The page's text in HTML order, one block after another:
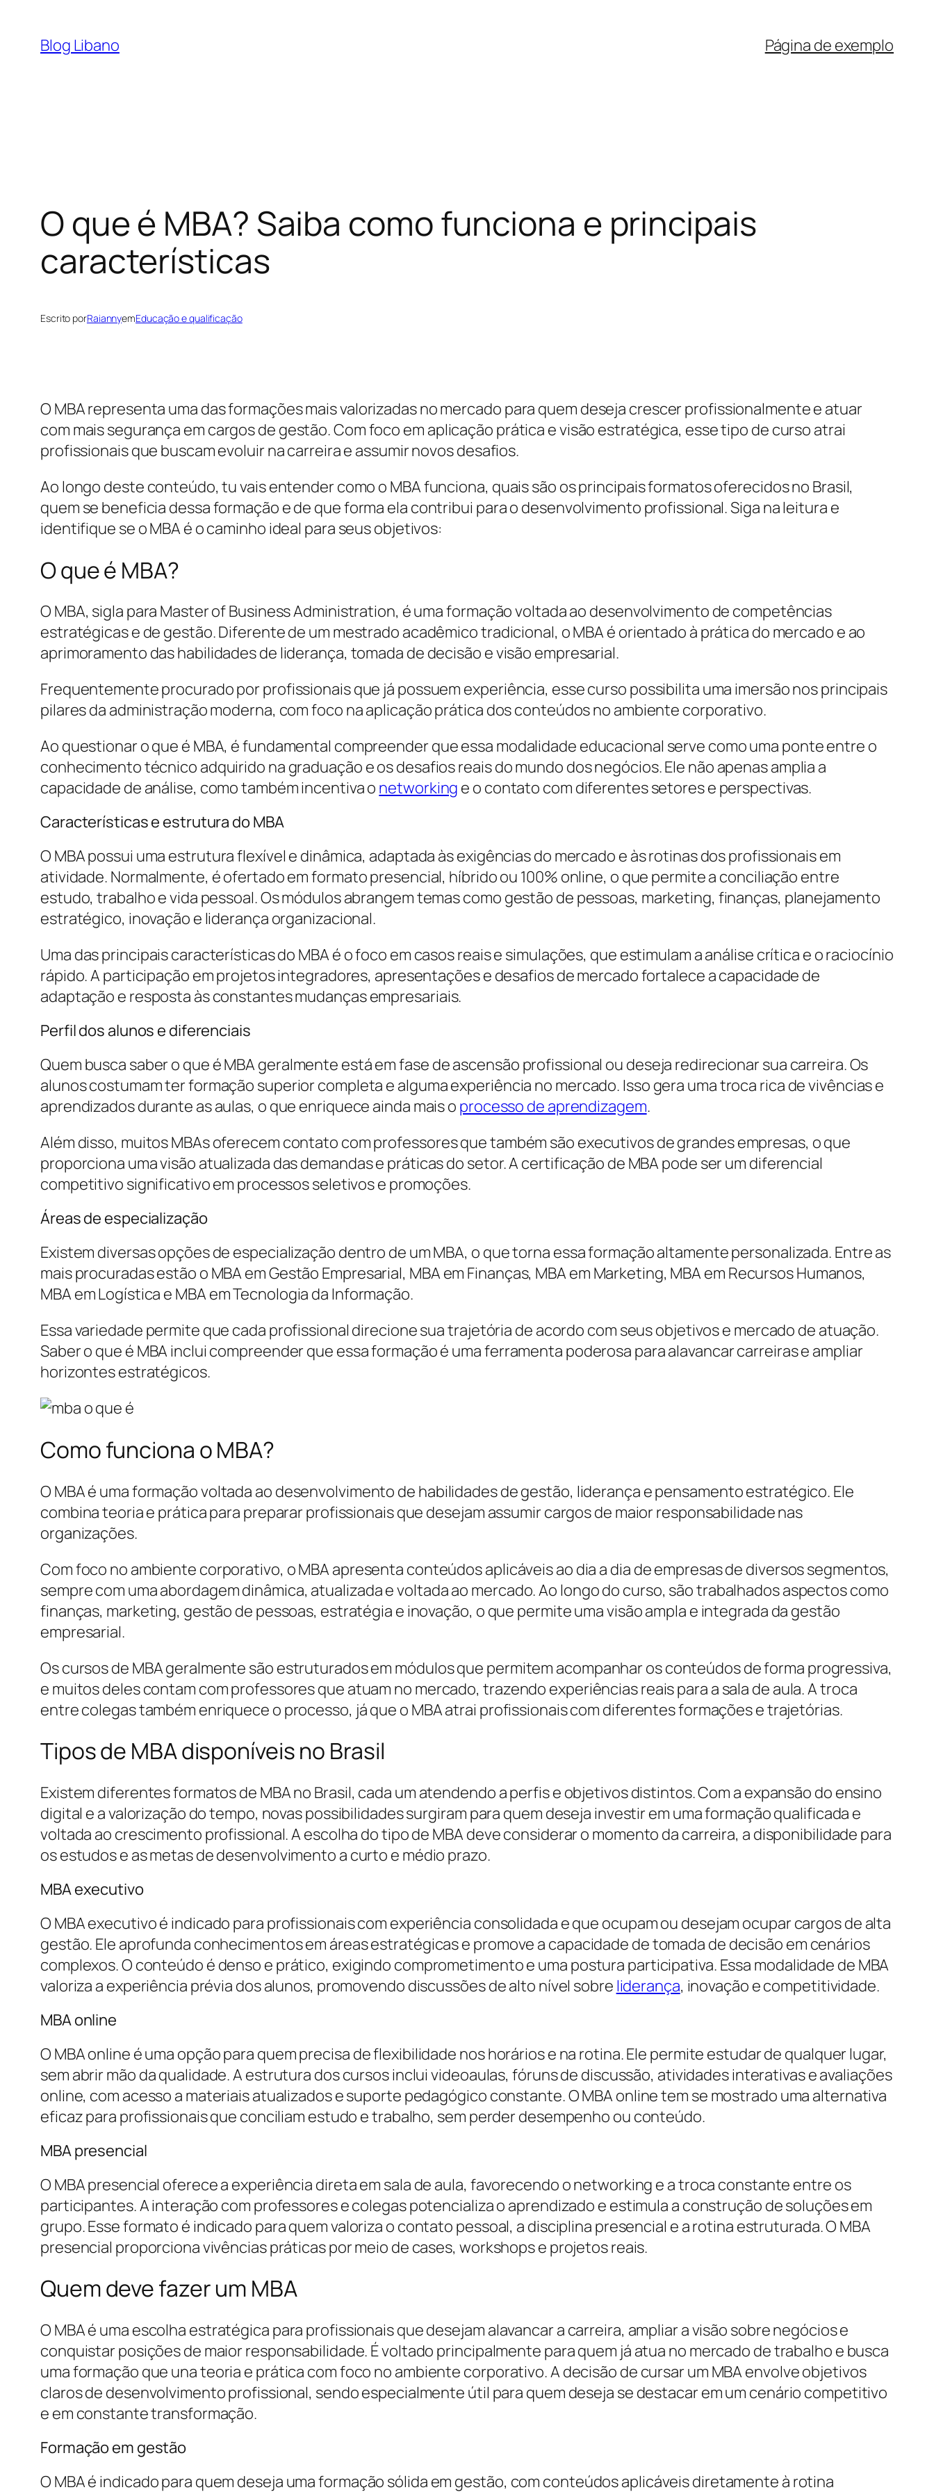
Blog Libano Página de exemplo
O que é MBA? Saiba como funciona e principais
características
Escrito porRaiannyemEducação e qualificação
O MBA representa uma das formações mais valorizadas no mercado para quem deseja crescer profissionalmente e atuar
com mais segurança em cargos de gestão. Com foco em aplicação prática e visão estratégica, esse tipo de curso atrai
profissionais que buscam evoluir na carreira e assumir novos desafios.
Ao longo deste conteúdo, tu vais entender como o MBA funciona, quais são os principais formatos oferecidos no Brasil,
quem se beneficia dessa formação e de que forma ela contribui para o desenvolvimento profissional. Siga na leitura e
identifique se o MBA é o caminho ideal para seus objetivos:
O que é MBA?
O MBA, sigla para Master of Business Administration, é uma formação voltada ao desenvolvimento de competências
estratégicas e de gestão. Diferente de um mestrado acadêmico tradicional, o MBA é orientado à prática do mercado e ao
aprimoramento das habilidades de liderança, tomada de decisão e visão empresarial.
Frequentemente procurado por profissionais que já possuem experiência, esse curso possibilita uma imersão nos principais
pilares da administração moderna, com foco na aplicação prática dos conteúdos no ambiente corporativo.
Ao questionar o que é MBA, é fundamental compreender que essa modalidade educacional serve como uma ponte entre o
conhecimento técnico adquirido na graduação e os desafios reais do mundo dos negócios. Ele não apenas amplia a
capacidade de análise, como também incentiva o networking e o contato com diferentes setores e perspectivas.
Características e estrutura do MBA
O MBA possui uma estrutura flexível e dinâmica, adaptada às exigências do mercado e às rotinas dos profissionais em
atividade. Normalmente, é ofertado em formato presencial, híbrido ou 100% online, o que permite a conciliação entre
estudo, trabalho e vida pessoal. Os módulos abrangem temas como gestão de pessoas, marketing, finanças, planejamento
estratégico, inovação e liderança organizacional.
Uma das principais características do MBA é o foco em casos reais e simulações, que estimulam a análise crítica e o raciocínio
rápido. A participação em projetos integradores, apresentações e desafios de mercado fortalece a capacidade de
adaptação e resposta às constantes mudanças empresariais.
Perfil dos alunos e diferenciais
Quem busca saber o que é MBA geralmente está em fase de ascensão profissional ou deseja redirecionar sua carreira. Os
alunos costumam ter formação superior completa e alguma experiência no mercado. Isso gera uma troca rica de vivências e
aprendizados durante as aulas, o que enriquece ainda mais o processo de aprendizagem.
Além disso, muitos MBAs oferecem contato com professores que também são executivos de grandes empresas, o que
proporciona uma visão atualizada das demandas e práticas do setor. A certificação de MBA pode ser um diferencial
competitivo significativo em processos seletivos e promoções.
Áreas de especialização
Existem diversas opções de especialização dentro de um MBA, o que torna essa formação altamente personalizada. Entre as
mais procuradas estão o MBA em Gestão Empresarial, MBA em Finanças, MBA em Marketing, MBA em Recursos Humanos,
MBA em Logística e MBA em Tecnologia da Informação.
Essa variedade permite que cada profissional direcione sua trajetória de acordo com seus objetivos e mercado de atuação.
Saber o que é MBA inclui compreender que essa formação é uma ferramenta poderosa para alavancar carreiras e ampliar
horizontes estratégicos.
Como funciona o MBA?
O MBA é uma formação voltada ao desenvolvimento de habilidades de gestão, liderança e pensamento estratégico. Ele
combina teoria e prática para preparar profissionais que desejam assumir cargos de maior responsabilidade nas
organizações.
Com foco no ambiente corporativo, o MBA apresenta conteúdos aplicáveis ao dia a dia de empresas de diversos segmentos,
sempre com uma abordagem dinâmica, atualizada e voltada ao mercado. Ao longo do curso, são trabalhados aspectos como
finanças, marketing, gestão de pessoas, estratégia e inovação, o que permite uma visão ampla e integrada da gestão
empresarial.
Os cursos de MBA geralmente são estruturados em módulos que permitem acompanhar os conteúdos de forma progressiva,
e muitos deles contam com professores que atuam no mercado, trazendo experiências reais para a sala de aula. A troca
entre colegas também enriquece o processo, já que o MBA atrai profissionais com diferentes formações e trajetórias.
Tipos de MBA disponíveis no Brasil
Existem diferentes formatos de MBA no Brasil, cada um atendendo a perfis e objetivos distintos. Com a expansão do ensino
digital e a valorização do tempo, novas possibilidades surgiram para quem deseja investir em uma formação qualificada e
voltada ao crescimento profissional. A escolha do tipo de MBA deve considerar o momento da carreira, a disponibilidade para
os estudos e as metas de desenvolvimento a curto e médio prazo.
MBA executivo
O MBA executivo é indicado para profissionais com experiência consolidada e que ocupam ou desejam ocupar cargos de alta
gestão. Ele aprofunda conhecimentos em áreas estratégicas e promove a capacidade de tomada de decisão em cenários
complexos. O conteúdo é denso e prático, exigindo comprometimento e uma postura participativa. Essa modalidade de MBA
valoriza a experiência prévia dos alunos, promovendo discussões de alto nível sobre liderança, inovação e competitividade.
MBA online
O MBA online é uma opção para quem precisa de flexibilidade nos horários e na rotina. Ele permite estudar de qualquer lugar,
sem abrir mão da qualidade. A estrutura dos cursos inclui videoaulas, fóruns de discussão, atividades interativas e avaliações
online, com acesso a materiais atualizados e suporte pedagógico constante. O MBA online tem se mostrado uma alternativa
eficaz para profissionais que conciliam estudo e trabalho, sem perder desempenho ou conteúdo.
MBA presencial
O MBA presencial oferece a experiência direta em sala de aula, favorecendo o networking e a troca constante entre os
participantes. A interação com professores e colegas potencializa o aprendizado e estimula a construção de soluções em
grupo. Esse formato é indicado para quem valoriza o contato pessoal, a disciplina presencial e a rotina estruturada. O MBA
presencial proporciona vivências práticas por meio de cases, workshops e projetos reais.
Quem deve fazer um MBA
O MBA é uma escolha estratégica para profissionais que desejam alavancar a carreira, ampliar a visão sobre negócios e
conquistar posições de maior responsabilidade. É voltado principalmente para quem já atua no mercado de trabalho e busca
uma formação que una teoria e prática com foco no ambiente corporativo. A decisão de cursar um MBA envolve objetivos
claros de desenvolvimento profissional, sendo especialmente útil para quem deseja se destacar em um cenário competitivo
e em constante transformação.
Formação em gestão
O MBA é indicado para quem deseja uma formação sólida em gestão, com conteúdos aplicáveis diretamente à rotina